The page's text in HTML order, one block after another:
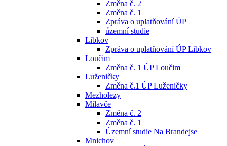
Změna č. 2
Změna č. 1
Zpráva o uplatňování ÚP
územní studie
Libkov
Zpráva o uplatňování ÚP Libkov
Loučim
Změna č. 1 ÚP Loučim
Luženičky
Změna č.1 ÚP Luženičky
Mezholezy
Milavče
Změna č. 2
Změna č. 1
Územní studie Na Brandejse
Mnichov